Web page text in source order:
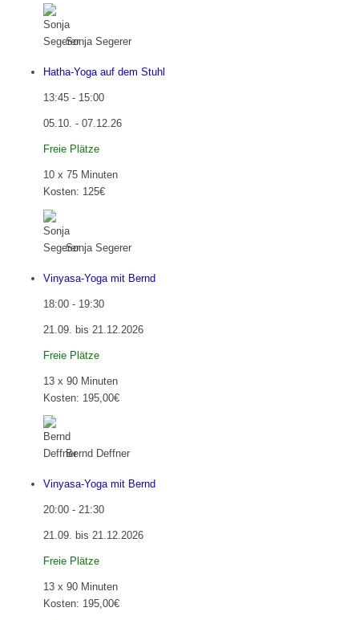
Sonja Segerer
Hatha-Yoga auf dem Stuhl
13:45 - 15:00
05.10. - 07.12.26
Freie Plätze
10 x 75 Minuten
Kosten: 125€
Sonja Segerer
Vinyasa-Yoga mit Bernd
18:00 - 19:30
21.09. bis 21.12.2026
Freie Plätze
13 x 90 Minuten
Kosten: 195,00€
Bernd Deffner
Vinyasa-Yoga mit Bernd
20:00 - 21:30
21.09. bis 21.12.2026
Freie Plätze
13 x 90 Minuten
Kosten: 195,00€